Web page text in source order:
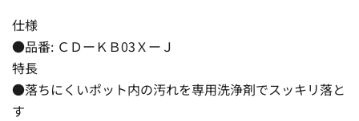
仕様
●品番: ＣＤーＫＢ03ＸーＪ
特長
●落ちにくいポット内の汚れを専用洗浄剤でスッキリ落と
す